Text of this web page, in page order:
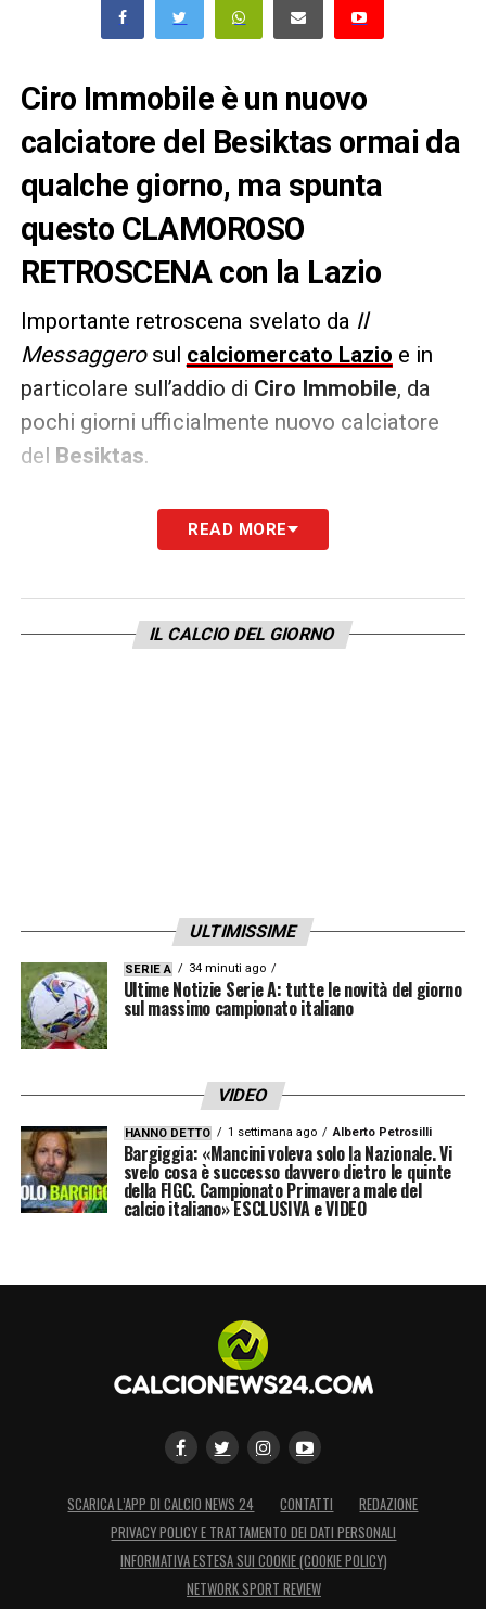
Ciro Immobile è un nuovo
calciatore del Besiktas ormai da
qualche giorno, ma spunta
questo CLAMOROSO
RETROSCENA con la Lazio
Importante retroscena svelato da Il
Messaggerosul calciomercato Lazio e in
particolare sull’addio di Ciro Immobile, da
pochi giorni ufficialmente nuovo calciatore
del Besiktas.
Pur di facilitare l’operazione, oltre a
rinunciare allo stipendio di giugno che
per il terzo anno di contratto con i turchi
READ MORE
IL CALCIO DEL GIORNO
ULTIMISSIME
SERIE A 34 minuti ago
Ultime Notizie Serie A: tutte le novità del giorno
sul massimo campionato italiano
VIDEO
HANNO DETTO 1 settimana ago Alberto Petrosilli
Bargiggia: «Mancini voleva solo la Nazionale. Vi
svelo cosa è successo davvero dietro le quinte
della FIGC. Campionato Primavera male del
calcio italiano» ESCLUSIVA e VIDEO
SCARICA L’APP DI CALCIO NEWS 24 CONTATTI
REDAZIONE
PRIVACY POLICY E TRATTAMENTO DEI DATI PERSONALI
INFORMATIVA ESTESA SUI COOKIE (COOKIE POLICY)
NETWORK SPORT REVIEW